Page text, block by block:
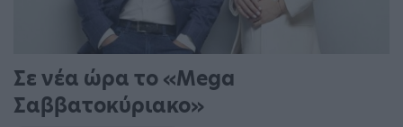
Σε νέα ώρα το «Mega
Σαββατοκύριακο»